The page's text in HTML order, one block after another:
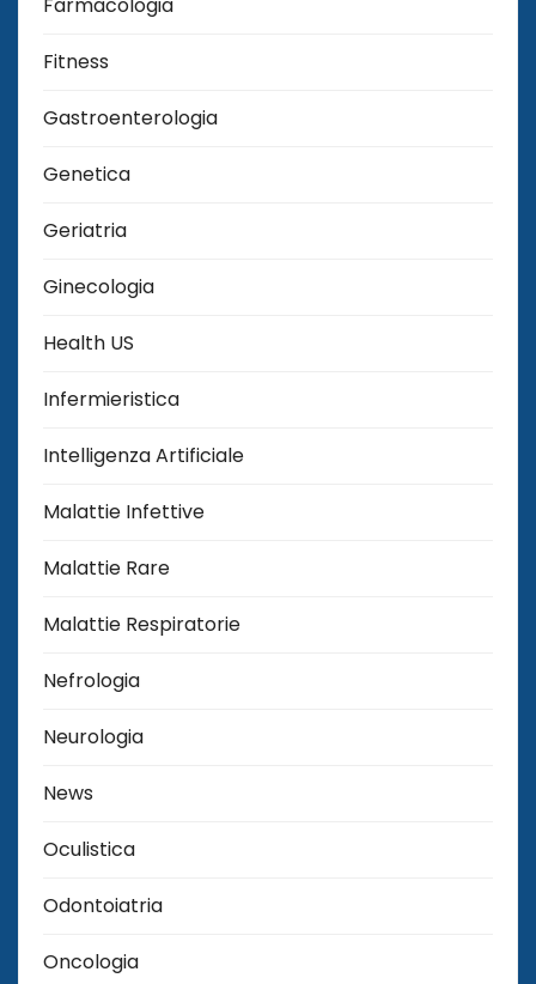
Farmacologia
Fitness
Gastroenterologia
Genetica
Geriatria
Ginecologia
Health US
Infermieristica
Intelligenza Artificiale
Malattie Infettive
Malattie Rare
Malattie Respiratorie
Nefrologia
Neurologia
News
Oculistica
Odontoiatria
Oncologia